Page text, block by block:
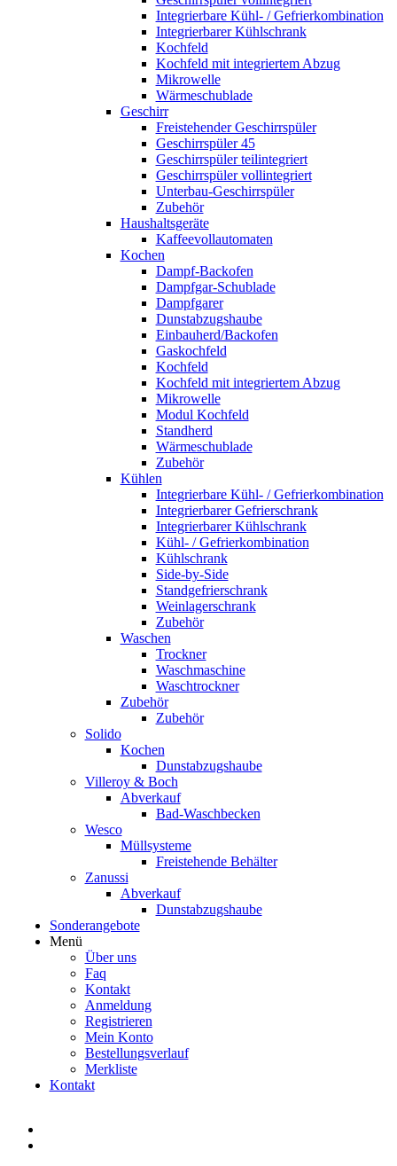
Integrierbare Kühl- / Gefrierkombination
Integrierbarer Kühlschrank
Kochfeld
Kochfeld mit integriertem Abzug
Mikrowelle
Wärmeschublade
Geschirr
Freistehender Geschirrspüler
Geschirrspüler 45
Geschirrspüler teilintegriert
Geschirrspüler vollintegriert
Unterbau-Geschirrspüler
Zubehör
Haushaltsgeräte
Kaffeevollautomaten
Kochen
Dampf-Backofen
Dampfgar-Schublade
Dampfgarer
Dunstabzugshaube
Einbauherd/Backofen
Gaskochfeld
Kochfeld
Kochfeld mit integriertem Abzug
Mikrowelle
Modul Kochfeld
Standherd
Wärmeschublade
Zubehör
Kühlen
Integrierbare Kühl- / Gefrierkombination
Integrierbarer Gefrierschrank
Integrierbarer Kühlschrank
Kühl- / Gefrierkombination
Kühlschrank
Side-by-Side
Standgefrierschrank
Weinlagerschrank
Zubehör
Waschen
Trockner
Waschmaschine
Waschtrockner
Zubehör
Zubehör
Solido
Kochen
Dunstabzugshaube
Villeroy & Boch
Abverkauf
Bad-Waschbecken
Wesco
Müllsysteme
Freistehende Behälter
Zanussi
Abverkauf
Dunstabzugshaube
Sonderangebote
Menü
Über uns
Faq
Kontakt
Anmeldung
Registrieren
Mein Konto
Bestellungsverlauf
Merkliste
Kontakt